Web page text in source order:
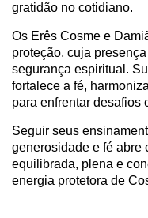
gratidão no cotidiano.
Os Erês Cosme e
proteção, cuja
segurança espiritual.
fortalece a fé,
para enfrentar desafios
Seguir seus
generosidade e fé abre
equilibrada, plena e
energia protetora de